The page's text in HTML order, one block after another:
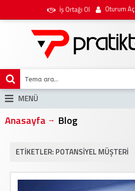
İş Ortağı Ol Oturum Aç
MENÜ
Anasayfa Blog
ETIKETLER: POTANSIYEL MÜŞTERI